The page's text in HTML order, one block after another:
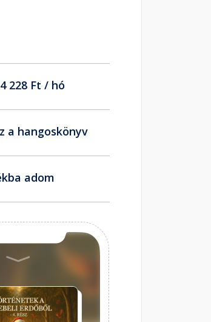
228 Ft / hó
a hangoskönyv
adom